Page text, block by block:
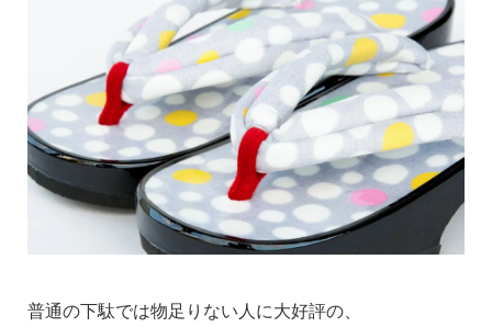
普通の下駄では物足りない人に大好評の、